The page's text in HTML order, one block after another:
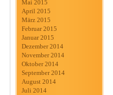
Mai 2015
April 2015
März 2015
Februar 2015
Januar 2015
Dezember 2014
November 2014
Oktober 2014
September 2014
August 2014
Juli 2014